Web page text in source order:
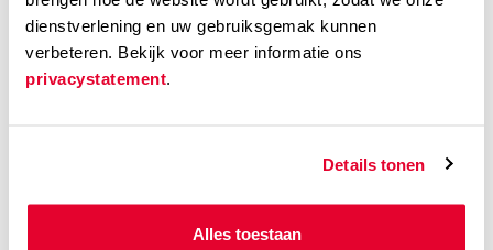
dienstverlening en uw gebruiksgemak kunnen
verbeteren. Bekijk voor meer informatie ons
privacystatement.
Details tonen
Alles toestaan
Land
Colombia
Ondertiteling
Nederlands of Engels [label: EN SUBS]